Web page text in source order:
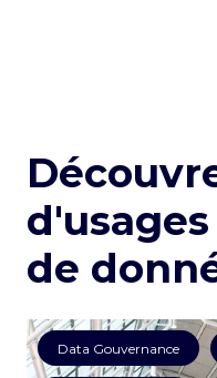
de
Data Gouvernance